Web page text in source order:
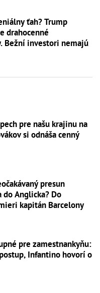
ťah? Trump
drahocenné
Bežní investori nemajú
pre našu krajinu na
si odnáša cenný
presun
do Anglicka? Do
kapitán Barcelony
pre zamestnankyňu:
Infantino hovorí o